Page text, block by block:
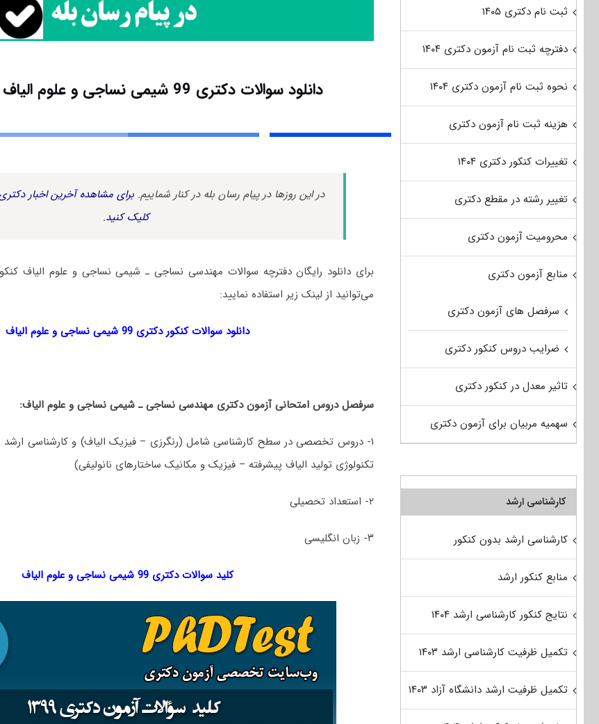
دانلود سوالات دکتری 99 شیمی نساجی و علوم الیاف کد 2371
در این روزها در پیام رسان بله در کنار شماییم. برای مشاهده آخرین اخبار
کلیک کنید.
می‌توانید از لینک زیر استفاده نمایید:
دانلود سوالات کنکور دکتری 99 شیمی نساجی و علوم الیاف
سرفصل دروس امتحانی آزمون دکتری مهندسی نساجی ـ شیمی نساجی و علوم الیاف:
۱- دروس تخصصی در سطح کارشناسی شامل (رنگرزی – فیزیک الیاف) و کارشناسی ارشد
تکنولوژی تولید الیاف پیشرفته – فیزیک و مکانیک ساختارهای نانولیفی)
۲- استعداد تحصیلی
۳- زبان انگلیسی
کلید سوالات دکتری 99 شیمی نساجی و علوم الیاف
ثبت نام دکتری ۱۴۰۵
دفترچه ثبت نام آزمون دکتری ۱۴۰۴
نحوه ثبت نام آزمون دکتری ۱۴۰۴
هزینه ثبت نام آزمون دکتری
تغییرات کنکور دکتری ۱۴۰۴
تغییر رشته در مقطع دکتری
محرومیت آزمون دکتری
منابع آزمون دکتری
سرفصل های آزمون دکتری
ضرایب دروس کنکور دکتری
تاثیر معدل در کنکور دکتری
سهمیه مربیان برای آزمون دکتری
کارشناسی ارشد
کارشناسی ارشد بدون کنکور
منابع کنکور ارشد
نتایج کنکور کارشناسی ارشد ۱۴۰۴
تکمیل ظرفیت کارشناسی ارشد ۱۴۰۳
تکمیل ظرفیت ارشد دانشگاه آزاد ۱۴۰۳